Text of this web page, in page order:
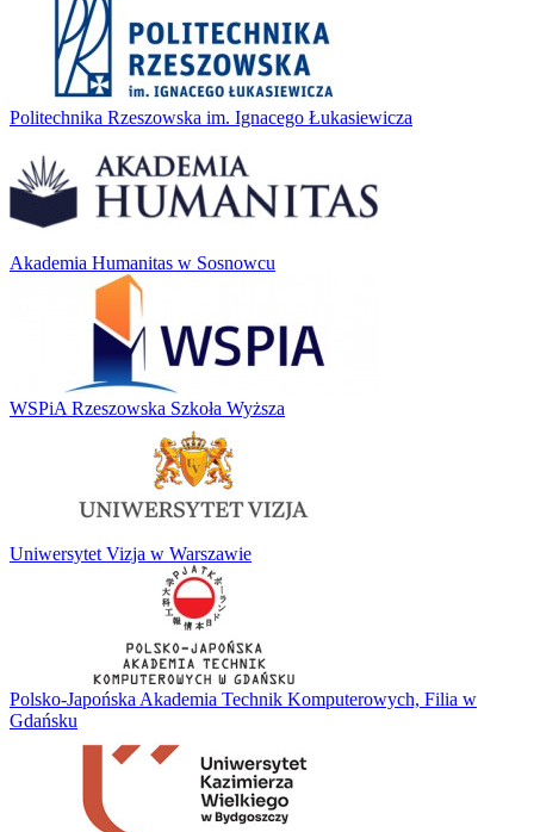
Politechnika Rzeszowska im. Ignacego Łukasiewicza
Akademia Humanitas w Sosnowcu
WSPiA Rzeszowska Szkoła Wyższa
Uniwersytet Vizja w Warszawie
Polsko-Japońska Akademia Technik Komputerowych, Filia w
Gdańsku